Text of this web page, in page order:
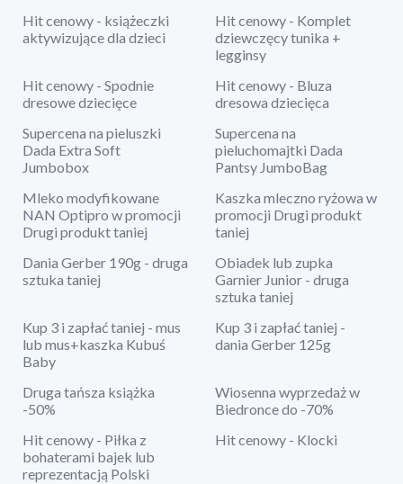
Hit cenowy - książeczki
aktywizujące dla dzieci
Hit cenowy - Komplet
dziewczęcy tunika +
legginsy
Hit cenowy - Spodnie
dresowe dziecięce
Hit cenowy - Bluza
dresowa dziecięca
Supercena na pieluszki
Dada Extra Soft
Jumbobox
Supercena na
pieluchomajtki Dada
Pantsy JumboBag
Mleko modyfikowane
NAN Optipro w promocji
Drugi produkt taniej
Kaszka mleczno ryżowa w
promocji Drugi produkt
taniej
Dania Gerber 190g - druga
sztuka taniej
Obiadek lub zupka
Garnier Junior - druga
sztuka taniej
Kup 3 i zapłać taniej - mus
lub mus+kaszka Kubuś
Baby
Kup 3 i zapłać taniej -
dania Gerber 125g
Druga tańsza książka
-50%
Wiosenna wyprzedaż w
Biedronce do -70%
Hit cenowy - Piłka z
bohaterami bajek lub
reprezentacją Polski
Hit cenowy - Klocki